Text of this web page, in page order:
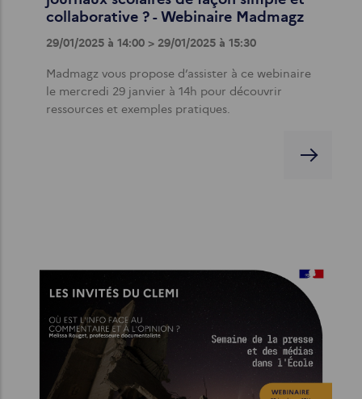
collaborative ? - Webinaire Madmagz
29/01/2025 à 14:00 > 29/01/2025 à 15:30
Madmagz vous propose d’assister à ce webinaire
le mercredi 29 janvier à 14h pour découvrir
ressources et exemples pratiques.